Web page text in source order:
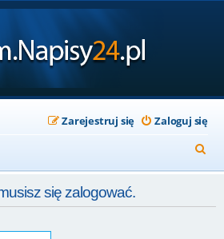
Zaloguj się
Zarejestruj się
z
się zalogować.